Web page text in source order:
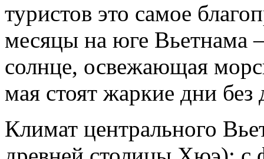
туристов это самое
месяцы на юге Вьетнама
солнце, освежающая
мая стоят жаркие дни без
Климат центрального